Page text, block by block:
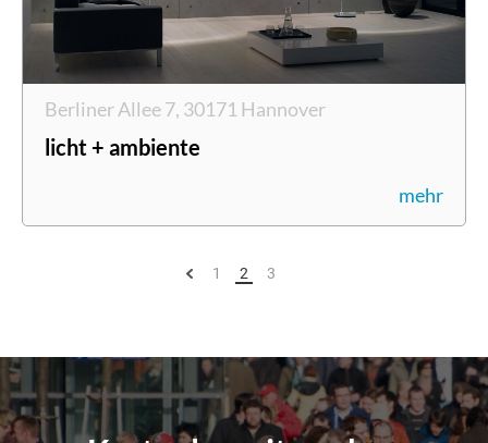
Berliner Allee 7, 30171 Hannover
licht + ambiente
mehr
1 2 3